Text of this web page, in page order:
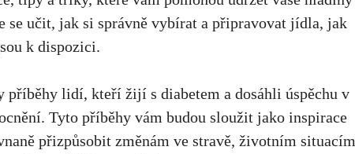
se učit, jak si správně vybírat ⁤a připravovat jídla, jak
k dispozici.
příběhy lidí, kteří žijí ⁢s diabetem a dosáhli úspěchu v
Tyto příběhy vám budou sloužit⁣ jako inspirace
přizpůsobit změnám ve‌ stravě,⁣ životním situacím